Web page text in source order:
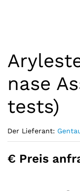
nase
tests)
Der Lieferant:
€ Preis